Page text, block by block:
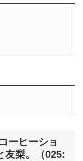
ーヒーショ
友梨。（025: